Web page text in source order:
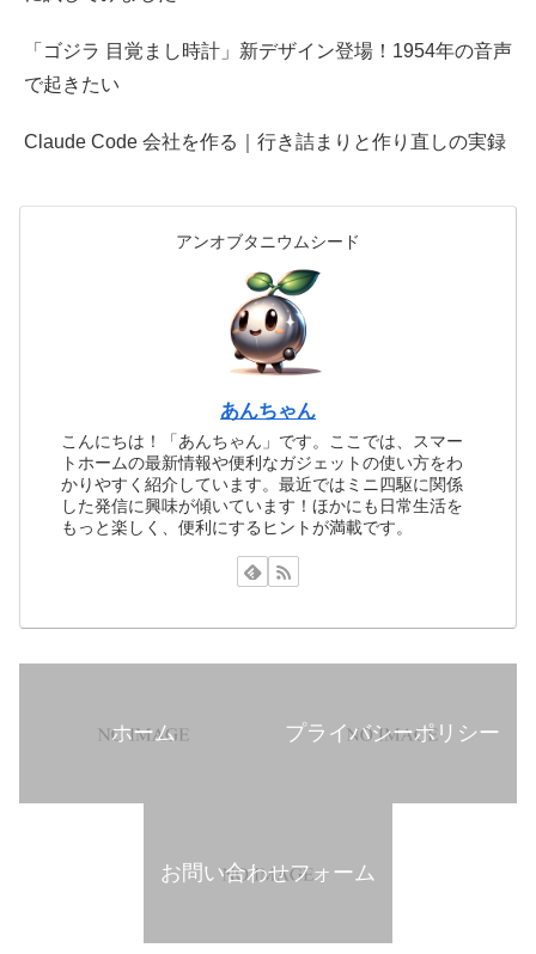
「ゴジラ 目覚まし時計」新デザイン登場！1954年の音声
で起きたい
Claude Code 会社を作る｜行き詰まりと作り直しの実録
アンオブタニウムシード
あんちゃん
こんにちは！「あんちゃん」です。ここでは、スマー
トホームの最新情報や便利なガジェットの使い方をわ
かりやすく紹介しています。最近ではミニ四駆に関係
した発信に興味が傾いています！ほかにも日常生活を
もっと楽しく、便利にするヒントが満載です。
ホーム プライバシーポリシー
お問い合わせフォーム